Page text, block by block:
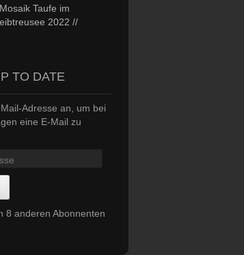
Taufe im
2022 //
TO DATE
Adresse an, um bei
eine E-Mail zu
8 anderen Abonnenten